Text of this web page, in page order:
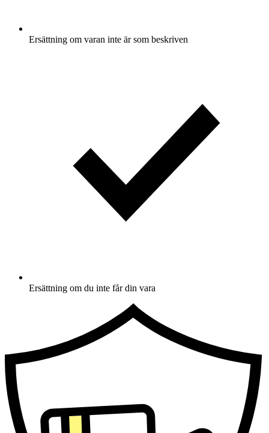
Ersättning om varan inte är som beskriven
Ersättning om du inte får din vara